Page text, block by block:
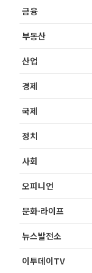
금융
부동산
산업
경제
국제
정치
사회
오피니언
문화·라이프
뉴스발전소
이투데이TV